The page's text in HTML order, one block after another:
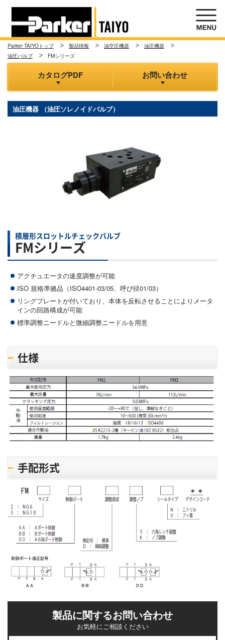
Parker TAIYOトップ 製品情報 油空圧機器
油圧機器
油圧バルブ
FMシリーズ
カタログPDF お問い合わせ
油圧機器 （油圧ソレノイドバルブ）
積層形スロットルチェックバルブ
FMシリーズ
アクチュエータの速度調整が可能
ISO 規格準拠品（ISO4401-03/05、呼び径01/03）
リングプレートが付いており、本体を反転させることによりメータ
インの回路構成が可能
標準調整ニードルと微細調整ニードルを用意
仕様
手配形式
製品に関するお問い合わせ
お気軽にご相談ください